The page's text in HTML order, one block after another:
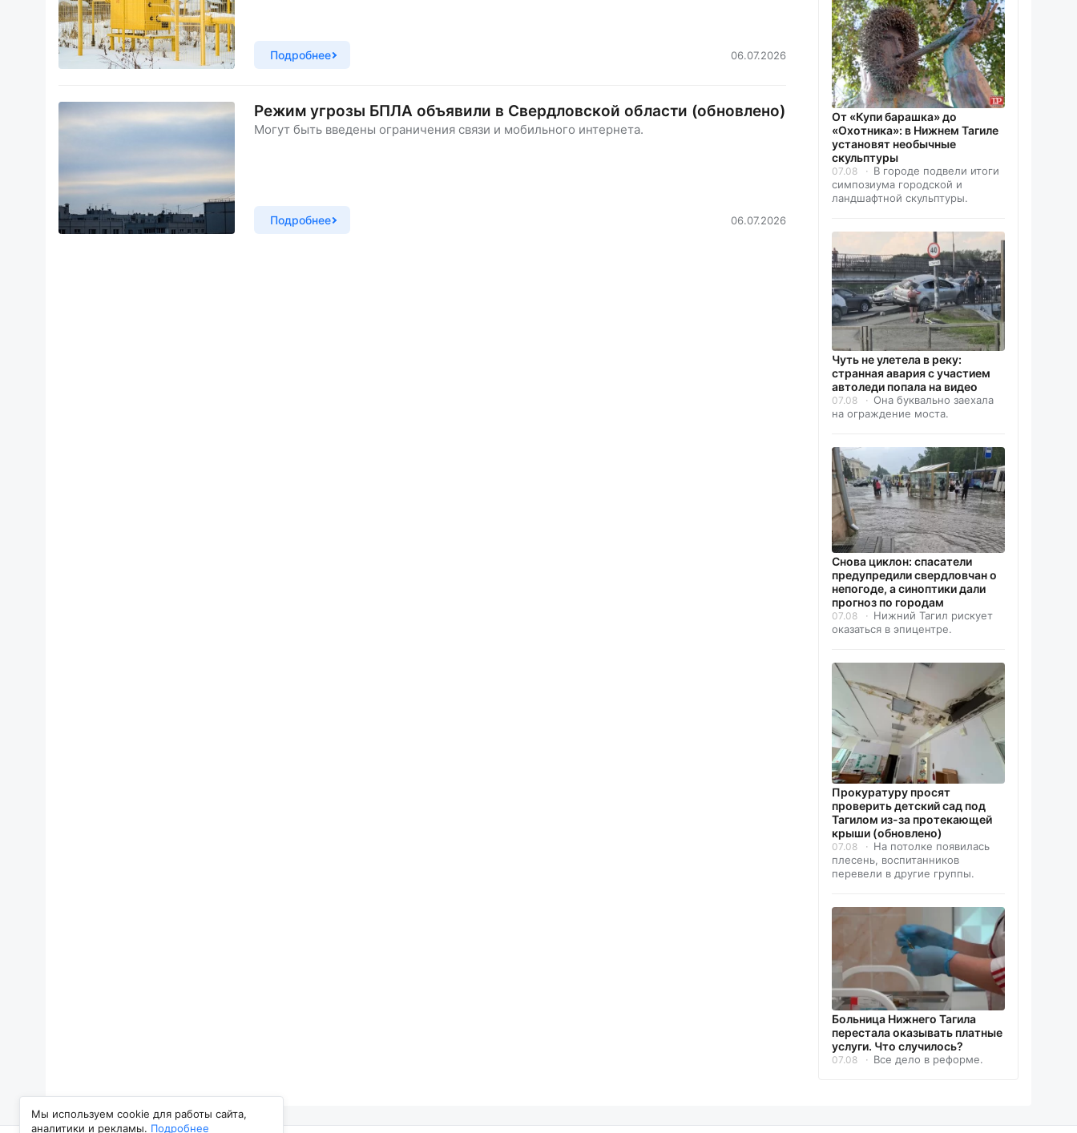
Мы используем cookie для работы сайта,
аналитики и рекламы. Подробнее
Подробнее 06.07.2026
Режим угрозы БПЛА объявили в Свердловской области (обновлено)
Могут быть введены ограничения связи и мобильного интернета.
Подробнее 06.07.2026
От «Купи барашка» до
«Охотника»: в Нижнем Тагиле
установят необычные
скульптуры
07.08
В городе подвели итоги
симпозиума городской и
ландшафтной скульптуры.
Чуть не улетела в реку:
странная авария с участием
автоледи попала на видео
07.08
Она буквально заехала
на ограждение моста.
Снова циклон: спасатели
предупредили свердловчан о
непогоде, а синоптики дали
прогноз по городам
07.08
Нижний Тагил рискует
оказаться в эпицентре.
Прокуратуру просят
проверить детский сад под
Тагилом из-за протекающей
крыши (обновлено)
07.08
На потолке появилась
плесень, воспитанников
перевели в другие группы.
Больница Нижнего Тагила
перестала оказывать платные
услуги. Что случилось?
07.08 Все дело в реформе.